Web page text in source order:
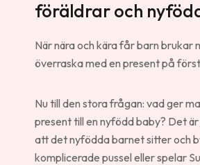
föräldrar och
När nära och kära får barn brukar
överraska med en present på
Nu till den stora frågan: vad ger
present till en nyfödd baby? Det
att det nyfödda barnet sitter och
komplicerade pussel eller spelar